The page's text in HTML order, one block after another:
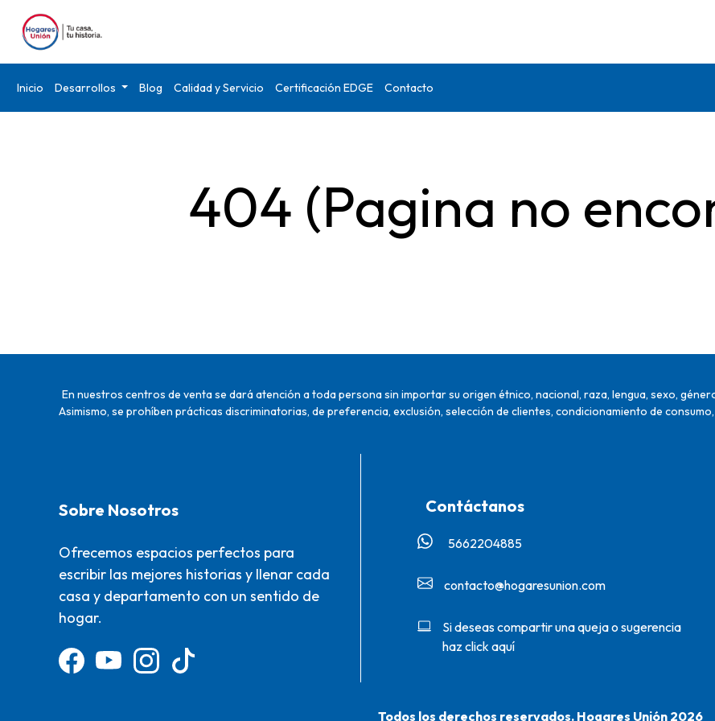
Inicio Desarrollos Blog Calidad y Servicio Certificación EDGE Contacto
404 (Pagina no
En nuestros centros de venta se dará atención a toda persona sin importar su origen étnico, nacional, raza, lengua, sexo,
Asimismo, se prohíben prácticas discriminatorias, de preferencia, exclusión, selección de clientes, condicionamiento de
Sobre Nosotros
Ofrecemos espacios perfectos para
escribir las mejores historias y llenar cada
casa y departamento con un sentido de
hogar.
Contáctanos
5662204885‬
contacto@hogaresunion.com
Si deseas compartir una queja o sugerencia
haz click aquí
Todos los derechos reservados. Hogares Unión 2026